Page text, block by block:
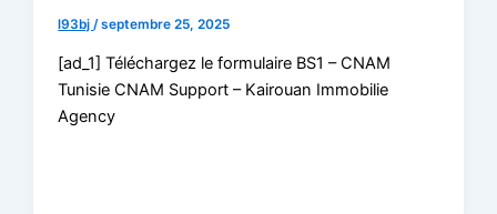
l93bj /septembre 25, 2025
[ad_1] Téléchargez le formulaire BS1 – CNAM
Tunisie CNAM Support – Kairouan Immobilie
Agency